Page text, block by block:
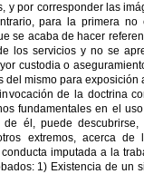
y por corresponder las
para la primera
se acaba de hacer
los servicios y no se
custodia o
del mismo para exposición
de la doctrina
fundamentales en el
de él, puede
extremos, acerca
imputada a la
1) Existencia de un